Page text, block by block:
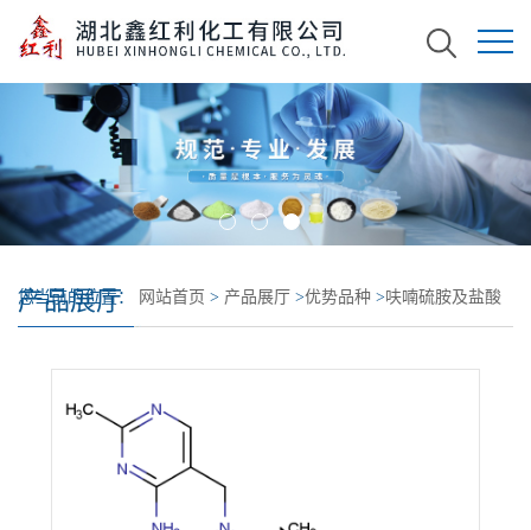
产品展厅
您当前的位置： 网站首页 > 产品展厅 >优势品种 >呋喃硫胺及盐酸